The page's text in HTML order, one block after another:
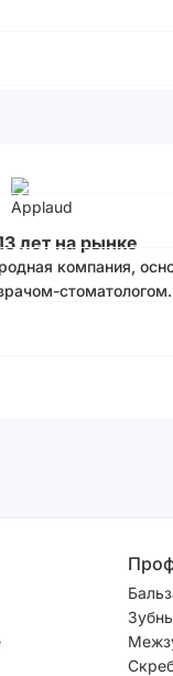
лет на рынке
компания,
стоматологом.